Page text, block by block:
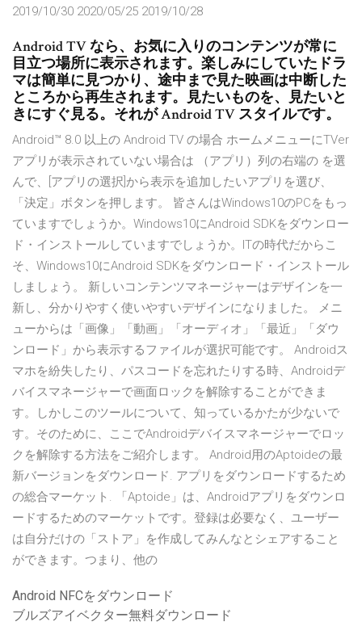
2019/10/30 2020/05/25 2019/10/28
Android TV なら、お気に入りのコンテンツが常に
目立つ場所に表示されます。楽しみにしていたドラ
マは簡単に見つかり、途中まで見た映画は中断した
ところから再生されます。見たいものを、見たいと
きにすぐ見る。それが Android TV スタイルです。
Android™ 8.0 以上の Android TV の場合 ホームメニューにTVer
アプリが表示されていない場合は （アプリ）列の右端の を選
んで、[アプリの選択]から表示を追加したいアプリを選び、
「決定」ボタンを押します。 皆さんはWindows10のPCをもっ
ていますでしょうか。Windows10にAndroid SDKをダウンロー
ド・インストールしていますでしょうか。ITの時代だからこ
そ、Windows10にAndroid SDKをダウンロード・インストール
しましょう。 新しいコンテンツマネージャーはデザインを一
新し、分かりやすく使いやすいデザインになりました。 メニ
ューからは「画像」「動画」「オーディオ」「最近」「ダウ
ンロード」から表示するファイルが選択可能です。 Androidス
マホを紛失したり、パスコードを忘れたりする時、Androidデ
バイスマネージャーで画面ロックを解除することができま
す。しかしこのツールについて、知っているかたが少ないで
す。そのために、ここでAndroidデバイスマネージャーでロッ
クを解除する方法をご紹介します。 Android用のAptoideの最
新バージョンをダウンロード. アプリをダウンロードするため
の総合マーケット. 「Aptoide」は、Androidアプリをダウンロ
ードするためのマーケットです。登録は必要なく、ユーザー
は自分だけの「ストア」を作成してみんなとシェアすること
ができます。つまり、他の
Android NFCをダウンロード
ブルズアイベクター無料ダウンロード